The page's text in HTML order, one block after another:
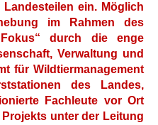
ein. Möglich
im Rahmen des
durch die enge
Verwaltung und
für Wildtiermanagement
des Landes,
Fachleute vor Ort
unter der Leitung